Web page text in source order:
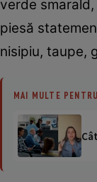
verde
piesă
nisipiu, taupe,
MAI MULTE